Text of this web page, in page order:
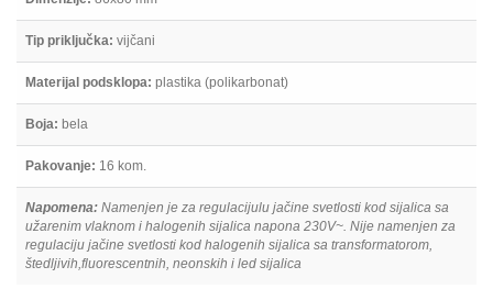
Tip priključka: vijčani
Materijal podsklopa: plastika (polikarbonat)
Boja: bela
Pakovanje: 16 kom.
Napomena: Namenjen je za regulacijulu jačine svetlosti kod sijalica sa
užarenim vlaknom i halogenih sijalica napona 230V~. Nije namenjen za
regulaciju jačine svetlosti kod halogenih sijalica sa transformatorom,
štedljivih,fluorescentnih, neonskih i led sijalica